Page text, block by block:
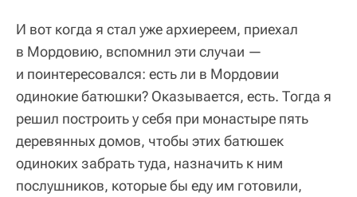
И вот когда я стал уже архиереем, приехал
в Мордовию, вспомнил эти случаи —
и поинтересовался: есть ли в Мордовии
одинокие батюшки? Оказывается, есть. Тогда я
решил построить у себя при монастыре пять
деревянных домов, чтобы этих батюшек
одиноких забрать туда, назначить к ним
послушников, которые бы еду им готовили,